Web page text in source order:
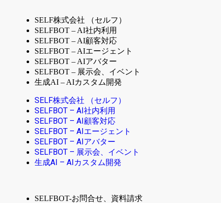
SELF株式会社 （セルフ）
SELFBOT – AI社内利用
SELFBOT – AI顧客対応
SELFBOT – AIエージェント
SELFBOT – AIアバター
SELFBOT – 展示会、イベント
生成AI – AIカスタム開発
SELF株式会社 （セルフ）
SELFBOT – AI社内利用
SELFBOT – AI顧客対応
SELFBOT – AIエージェント
SELFBOT – AIアバター
SELFBOT – 展示会、イベント
生成AI – AIカスタム開発
SELFBOT-お問合せ、資料請求